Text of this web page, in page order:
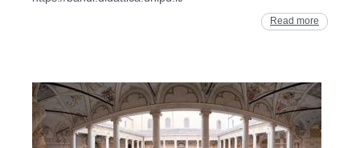
Read more